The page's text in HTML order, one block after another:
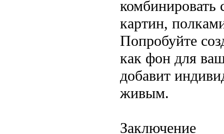
комбинировать
картин,
Попробуйте
как фон для
добавит
живым.
Заключение